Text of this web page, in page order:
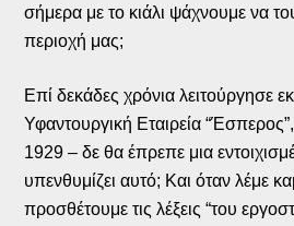
σήμερα με το κιάλι ψάχνουμε να
περιοχή μας;
Επί δεκάδες χρόνια λειτούργησε
Υφαντουργική Εταιρεία
1929 – δε θα έπρεπε μια
υπενθυμίζει αυτό; Και όταν λέμε
προσθέτουμε τις λέξεις “του